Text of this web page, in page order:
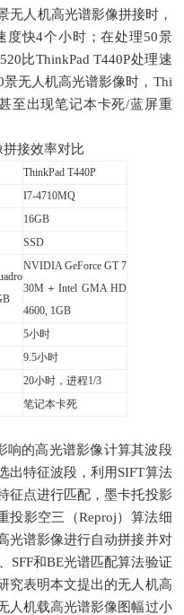
无人机高光谱影像拼接时，
度快4个小时；在处理50景
比ThinkPad T440P处理速
无人机高光谱影像时，Thi
至出现笔记本卡死/蓝屏重
接效率对比
ThinkPad T440P
I7-4710MQ
16GB
SSD
NVIDIA GeForce GT 7
30M＋Intel GMA HD
4600, 1GB
5小时
9.5小时
20小时，进程1/3
笔记本卡死
的高光谱影像计算其波段
出特征波段，利用SIFT算法
征点进行匹配，墨卡托投影
投影空三（Reproj）算法细
光谱影像进行自动拼接并对
SFF和BE光谱匹配算法验证
究表明本文提出的无人机高
人机载高光谱影像图幅过小